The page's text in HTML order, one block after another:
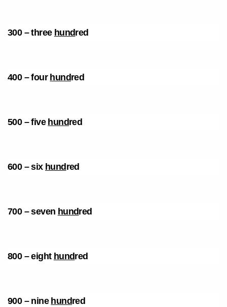
300 – three hundred
400 – four hundred
500 – five hundred
600 – six hund red
700 – seven hundred
800 – eight hundred
900 – nine hundred